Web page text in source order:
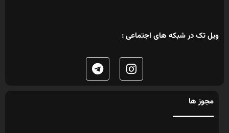
ویل تک در شبکه های اجتماعی :
مجوز ها